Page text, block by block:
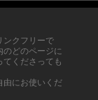
ンクフリーで
のどのページに
てくださっても
由にお使いくだ